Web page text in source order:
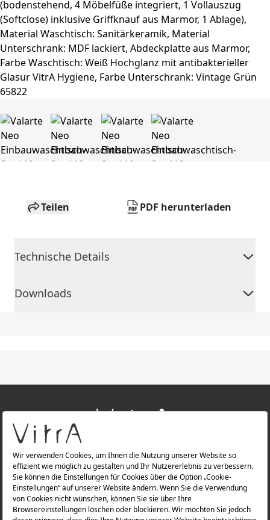
Teilen PDF herunterladen
Technische Details
Downloads
ÜBER UNS